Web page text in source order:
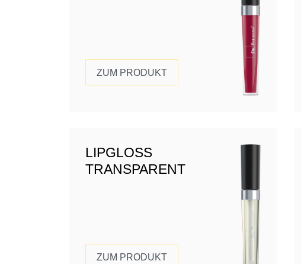
ZUM PRODUKT
LIPGLOSS
TRANSPARENT
ZUM PRODUKT